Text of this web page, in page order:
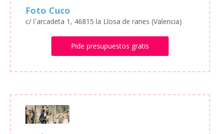
Foto Cuco
c/ l´arcadeta 1, 46815 la Llosa de ranes (Valencia)
Pide presupuestos gratis